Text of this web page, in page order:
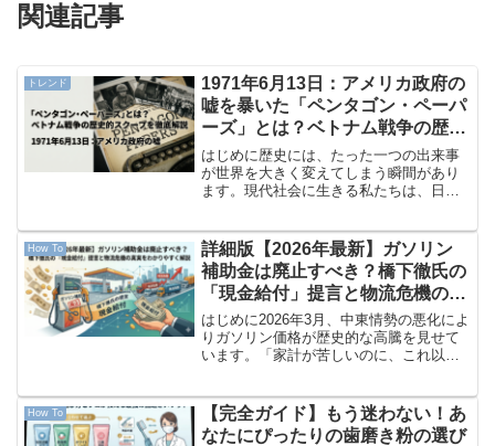
関連記事
トレンド
1971年6月13日：アメリカ政府の
嘘を暴いた「ペンタゴン・ペーパ
ーズ」とは？ベトナム戦争の歴史
的スクープを徹底解説
はじめに歴史には、たった一つの出来事
が世界を大きく変えてしまう瞬間があり
ます。現代社会に生きる私たちは、日々
か？」と疑問に思うことはないでしょう
か。もし、私たちが信じていた国...
How To
詳細版【2026年最新】ガソリン
補助金は廃止すべき？橋下徹氏の
「現金給付」提言と物流危機の真
実をわかりやすく解説
はじめに2026年3月、中東情勢の悪化によ
りガソリン価格が歴史的な高騰を見せて
います。「家計が苦しいのに、これ以上
はないでしょうか。そんな中、橋下徹氏
がテレビ番組で提言...
How To
【完全ガイド】もう迷わない！あ
なたにぴったりの歯磨き粉の選び